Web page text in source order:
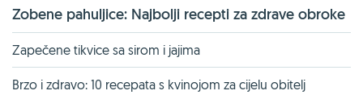
Zobene pahuljice: Najbolji recepti za zdrave obroke
Zapečene tikvice sa sirom i jajima
Brzo i zdravo: 10 recepata s kvinojom za cijelu obitelj